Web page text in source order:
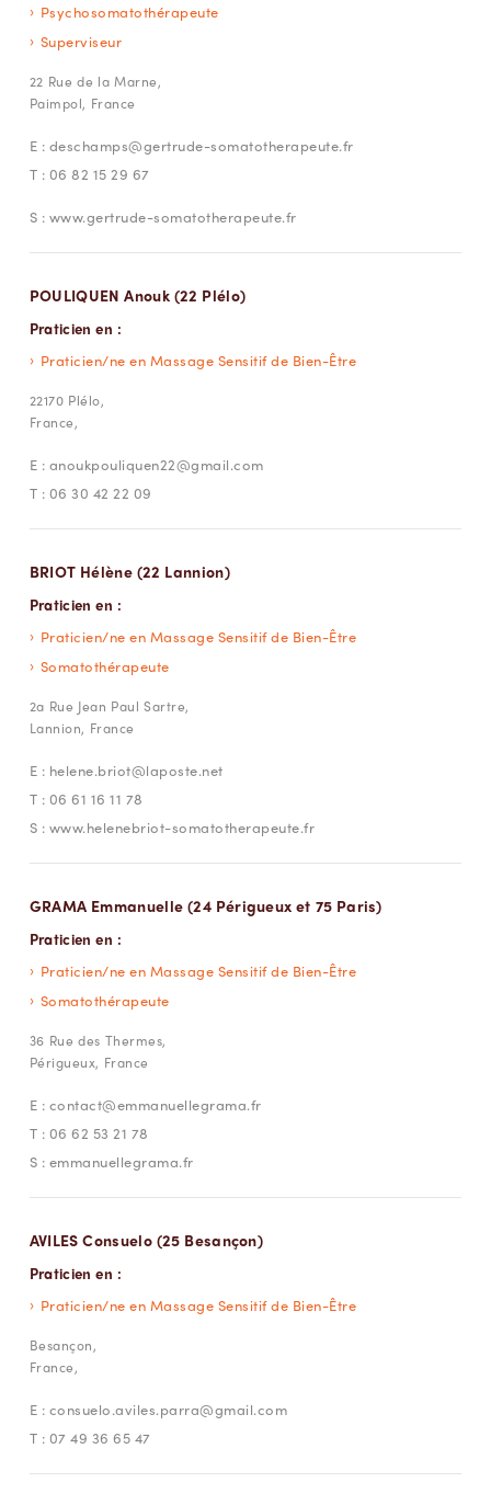
Psychosomatothérapeute
Superviseur
22 Rue de la Marne,
Paimpol, France
E : deschamps@gertrude-somatotherapeute.fr
T : 06 82 15 29 67
S : www.gertrude-somatotherapeute.fr
POULIQUEN Anouk (22 Plélo)
Praticien en :
Praticien/ne en Massage Sensitif de Bien-Être
22170 Plélo,
France,
E : anoukpouliquen22@gmail.com
T : 06 30 42 22 09
BRIOT Hélène (22 Lannion)
Praticien en :
Praticien/ne en Massage Sensitif de Bien-Être
Somatothérapeute
2a Rue Jean Paul Sartre,
Lannion, France
E : helene.briot@laposte.net
T : 06 61 16 11 78
S : www.helenebriot-somatotherapeute.fr
GRAMA Emmanuelle (24 Périgueux et 75 Paris)
Praticien en :
Praticien/ne en Massage Sensitif de Bien-Être
Somatothérapeute
36 Rue des Thermes,
Périgueux, France
E : contact@emmanuellegrama.fr
T : 06 62 53 21 78
S : emmanuellegrama.fr
AVILES Consuelo (25 Besançon)
Praticien en :
Praticien/ne en Massage Sensitif de Bien-Être
Besançon,
France,
E : consuelo.aviles.parra@gmail.com
T : 07 49 36 65 47